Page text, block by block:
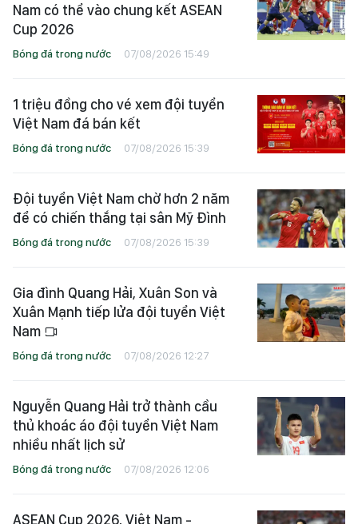
Nam có thể vào chung kết ASEAN
Cup 2026
Bóng đá trong nước 07/08/2026 15:49
1 triệu đồng cho vé xem đội tuyển
Việt Nam đá bán kết
Bóng đá trong nước 07/08/2026 15:39
Đội tuyển Việt Nam chờ hơn 2 năm
để có chiến thắng tại sân Mỹ Đình
Bóng đá trong nước 07/08/2026 15:39
Gia đình Quang Hải, Xuân Son và
Xuân Mạnh tiếp lửa đội tuyển Việt
Nam
Bóng đá trong nước 07/08/2026 12:27
Nguyễn Quang Hải trở thành cầu
thủ khoác áo đội tuyển Việt Nam
nhiều nhất lịch sử
Bóng đá trong nước 07/08/2026 12:06
ASEAN Cup 2026, Việt Nam -